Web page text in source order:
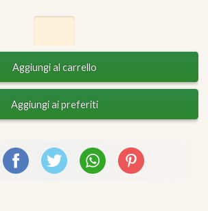
FacebookX (Twitter)WhatsAppPinterest